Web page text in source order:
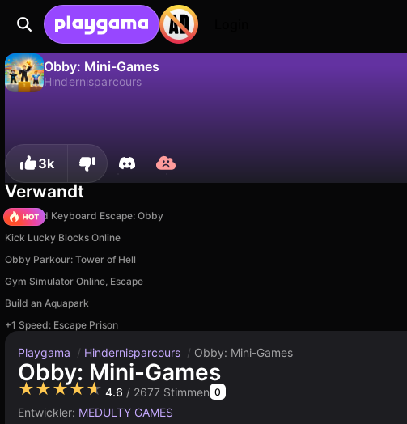
Obby: Mini-Games
Hindernisparcours
3k
Verwandt
+1 Speed Keyboard Escape: Obby
Kick Lucky Blocks Online
Obby Parkour: Tower of Hell
Gym Simulator Online, Escape
Build an Aquapark
+1 Speed: Escape Prison
Playgama / Hindernisparcours / Obby: Mini-Games
Obby: Mini-Games
★★★★★ 4.6 / 2677 Stimmen 0
Entwickler: MEDULTY GAMES